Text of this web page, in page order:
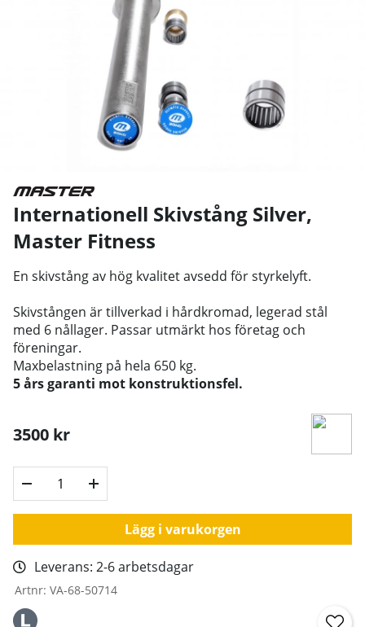
Internationell Skivstång Silver,
Master Fitness
En skivstång av hög kvalitet avsedd för styrkelyft.
Skivstången är tillverkad i hårdkromad, legerad stål
med 6 nållager. Passar utmärkt hos företag och
föreningar.
Maxbelastning på hela 650 kg.
5 års garanti mot konstruktionsfel.
3500 kr
Lägg i varukorgen
Leverans: 2-6 arbetsdagar
Artnr: VA-68-50714